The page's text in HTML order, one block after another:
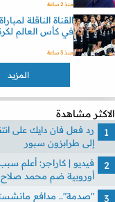
منذ 2 ساعة
القناة الناقلة
في كأس العالم
منذ 3 ساعة
المزيد
الاكثر مشاهدة
رد فعل فان دايك على
إلى طرابزون سبور
فيديو | كاراجر: أعلم
أوروبية ضم محمد صلاح
"صدمة".. مدافع مانشستر